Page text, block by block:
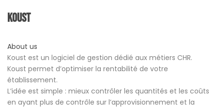
Koust
About us
Koust est un logiciel de gestion dédié aux métiers CHR.
Koust permet d’optimiser la rentabilité de votre
établissement.
L’idée est simple : mieux contrôler les quantités et les coûts
en ayant plus de contrôle sur l’approvisionnement et la